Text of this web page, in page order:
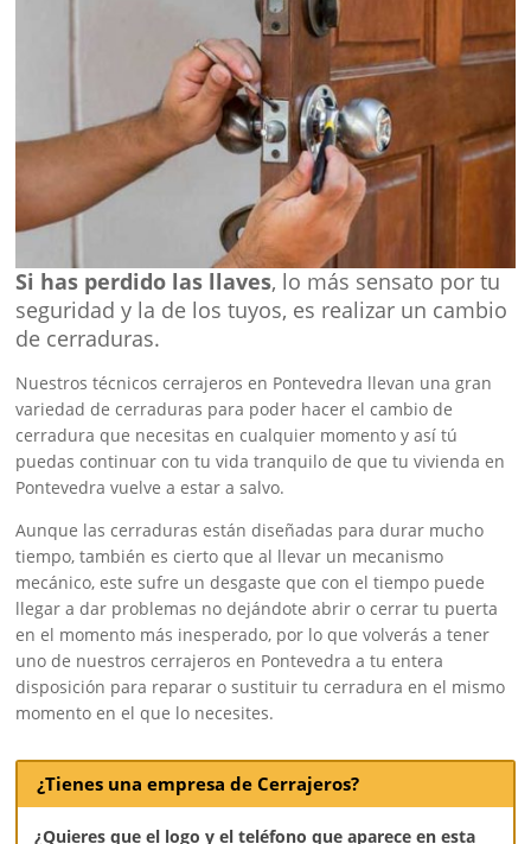
Si has perdido las llaves, lo más sensato por tu
seguridad y la de los tuyos, es realizar un cambio
de cerraduras.
Nuestros técnicos cerrajeros en Pontevedra llevan una gran
variedad de cerraduras para poder hacer el cambio de
cerradura que necesitas en cualquier momento y así tú
puedas continuar con tu vida tranquilo de que tu vivienda en
Pontevedra vuelve a estar a salvo.
Aunque las cerraduras están diseñadas para durar mucho
tiempo, también es cierto que al llevar un mecanismo
mecánico, este sufre un desgaste que con el tiempo puede
llegar a dar problemas no dejándote abrir o cerrar tu puerta
en el momento más inesperado, por lo que volverás a tener
uno de nuestros cerrajeros en Pontevedra a tu entera
disposición para reparar o sustituir tu cerradura en el mismo
momento en el que lo necesites.
¿Tienes una empresa de Cerrajeros?
¿Quieres que el logo y el teléfono que aparece en esta